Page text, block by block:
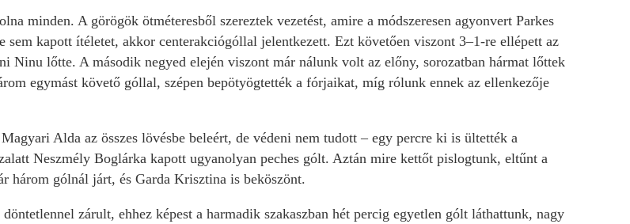
minden. A görögök ötméteresből szereztek vezetést, amire a módszeresen agyonvert Parkes
sem kapott ítéletet, akkor centerakciógóllal jelentkezett. Ezt követően viszont 3–1-re ellépett az
Ninu lőtte. A második negyed elején viszont már nálunk volt az előny, sorozatban hármat lőttek
egymást követő góllal, szépen bepötyögtették a fórjaikat, míg rólunk ennek az ellenkezője
Alda az összes lövésbe beleért, de védeni nem tudott – egy percre ki is ültették a
Neszmély Boglárka kapott ugyanolyan peches gólt. Aztán mire kettőt pislogtunk, eltűnt a
három gólnál járt, és Garda Krisztina is beköszönt.
zárult, ehhez képest a harmadik szakaszban hét percig egyetlen gólt láthattunk, nagy